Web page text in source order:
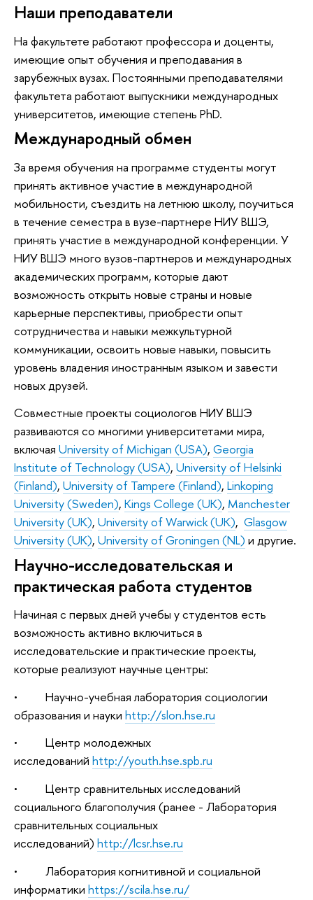
Наши преподаватели
На факультете работают профессора и доценты,
имеющие опыт обучения и преподавания в
зарубежных вузах. Постоянными преподавателями
факультета работают выпускники международных
университетов, имеющие степень PhD.
Международный обмен
За время обучения на программе студенты могут
принять активное участие в международной
мобильности, съездить на летнюю школу, поучиться
в течение семестра в вузе-партнере НИУ ВШЭ,
принять участие в международной конференции. У
НИУ ВШЭ много вузов-партнеров и международных
академических программ, которые дают
возможность открыть новые страны и новые
карьерные перспективы, приобрести опыт
сотрудничества и навыки межкультурной
коммуникации, освоить новые навыки, повысить
уровень владения иностранным языком и завести
новых друзей.
Совместные проекты социологов НИУ ВШЭ
развиваются со многими университетами мира,
включая University of Michigan (USA), Georgia
Institute of Technology (USA), University of Helsinki
(Finland), University of Tampere (Finland), Linkoping
University (Sweden), Kings College (UK), Manchester
University (UK), University of Warwick (UK), Glasgow
University (UK), University of Groningen (NL) и другие.
Научно-исследовательская и
практическая работа студентов
Начиная с первых дней учебы у студентов есть
возможность активно включиться в
исследовательские и практические проекты,
которые реализуют научные центры:
• Научно-учебная лаборатория социологии
образования и науки http://slon.hse.ru
• Центр молодежных
исследований http://youth.hse.spb.ru
• Центр сравнительных исследований
социального благополучия (ранее - Лаборатория
сравнительных социальных
исследований) http://lcsr.hse.ru
• Лаборатория когнитивной и социальной
информатики https://scila.hse.ru/